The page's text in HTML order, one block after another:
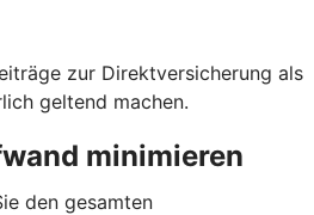
zur Direktversicherung als
geltend machen.
minimieren
den gesamten